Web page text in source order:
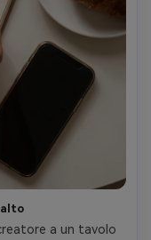
a un tavolo